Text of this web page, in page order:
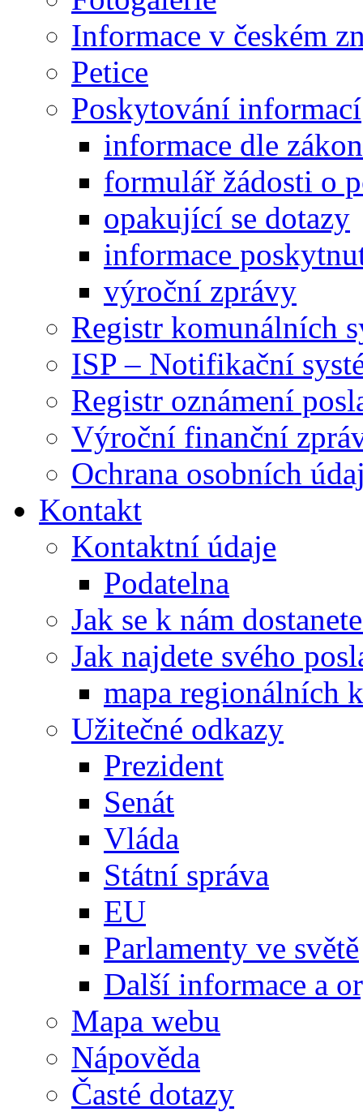
Informace v českém
Petice
Poskytování informací
informace dle
formulář žádosti o
opakující se dotazy
informace
výroční zprávy
Registr komunálních
ISP – Notifikační
Registr oznámení
Výroční finanční
Ochrana osobních
Kontakt
Kontaktní údaje
Podatelna
Jak se k nám
Jak najdete svého
mapa regionálních
Užitečné odkazy
Prezident
Senát
Vláda
Státní správa
EU
Parlamenty ve světě
Další informace a
Mapa webu
Nápověda
Časté dotazy